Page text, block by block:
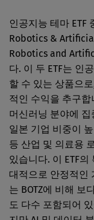
인공지능 테마 ETF
Robotics &
Robotics and
다. 이 두 ETF는 인
할 수 있는 상품으
적인 수익을 추구합
머신러닝 분야에
일본 기업 비중이
등 산업 및 의료용
있습니다. 이 ETF
대적으로 안정적인
는 BOTZ에 비해 보
도 다수 포함되어